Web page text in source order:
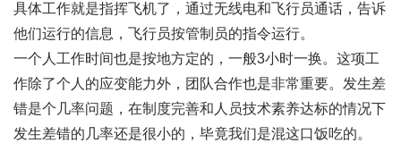
具体工作就是指挥飞机了，通过无线电和飞行员通话，告诉
他们运行的信息，飞行员按管制员的指令运行。
一个人工作时间也是按地方定的，一般3小时一换。这项工
作除了个人的应变能力外，团队合作也是非常重要。发生差
错是个几率问题，在制度完善和人员技术素养达标的情况下
发生差错的几率还是很小的，毕竟我们是混这口饭吃的。